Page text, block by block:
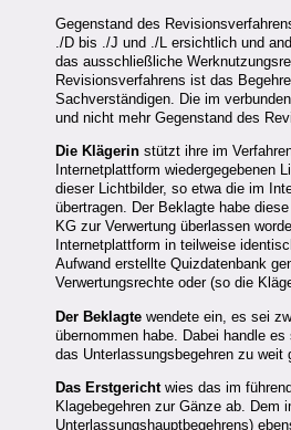
Gegenstand des
./D bis ./J und ./L ersichtlich und
das ausschließliche
Revisionsverfahrens ist das
Sachverständigen. Die im
und nicht mehr Gegenstand des
Die Klägerin stützt ihre im
Internetplattform wiedergegebenen
dieser Lichtbilder, so etwa die im
übertragen. Der Beklagte habe
KG zur Verwertung überlassen
Internetplattform in teilweise
Aufwand erstellte Quizdatenbank
Verwertungsrechte oder (so die
Der Beklagte wendete ein, es sei
übernommen habe. Dabei handle
das Unterlassungsbegehren zu weit
Das Erstgericht wies das im
Klagebegehren zur Gänze ab. Dem
Unterlassungshauptbegehrens)